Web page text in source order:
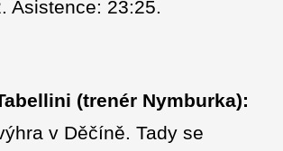
Asistence: 23:25.
(trenér Nymburka):
v Děčíně. Tady se